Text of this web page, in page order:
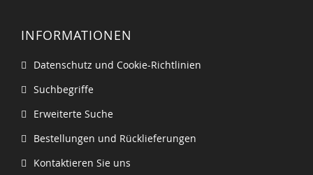
INFORMATIONEN
Datenschutz und Cookie-Richtlinien
Suchbegriffe
Erweiterte Suche
Bestellungen und Rücklieferungen
Kontaktieren Sie uns